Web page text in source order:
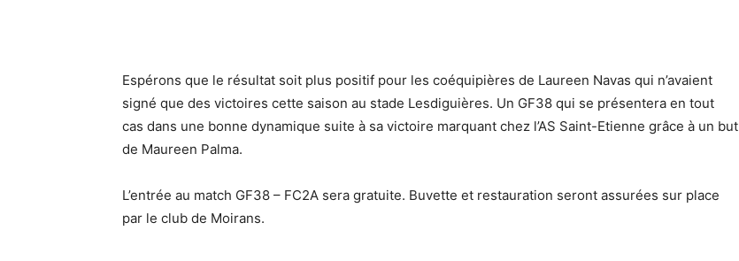
Espérons que le résultat soit plus positif pour les coéquipières de Laureen Navas qui n’avaient
signé que des victoires cette saison au stade Lesdiguières. Un GF38 qui se présentera en tout
cas dans une bonne dynamique suite à sa victoire marquant chez l’AS Saint-Etienne grâce à un but
de Maureen Palma.
L’entrée au match GF38 – FC2A sera gratuite. Buvette et restauration seront assurées sur place
par le club de Moirans.